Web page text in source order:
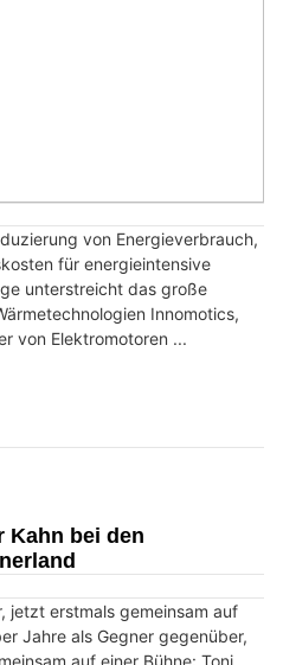
von Energieverbrauch,
für energieintensive
unterstreicht das große
Innomotics,
von Elektromotoren ...
Kahn bei den
jetzt erstmals gemeinsam auf
Jahre als Gegner gegenüber,
auf einer Bühne: Toni